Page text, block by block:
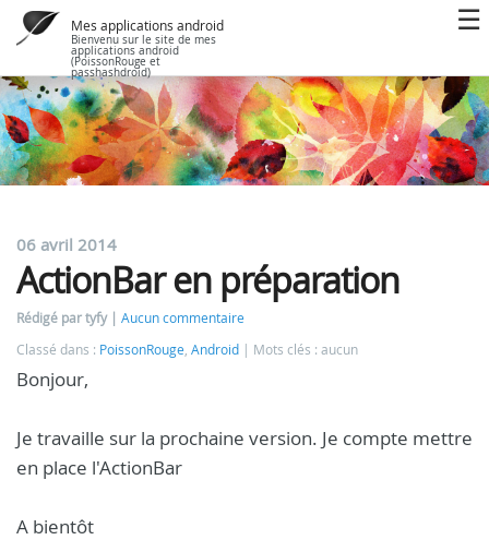
Mes applications android
Bienvenu sur le site de mes
applications android
(PoissonRouge et
passhashdroid)
06 avril 2014
ActionBar en préparation
Rédigé par tyfy
Aucun commentaire
Classé dans : PoissonRouge, Android Mots clés : aucun
Bonjour,
Je travaille sur la prochaine version. Je compte mettre
en place l'ActionBar
A bientôt